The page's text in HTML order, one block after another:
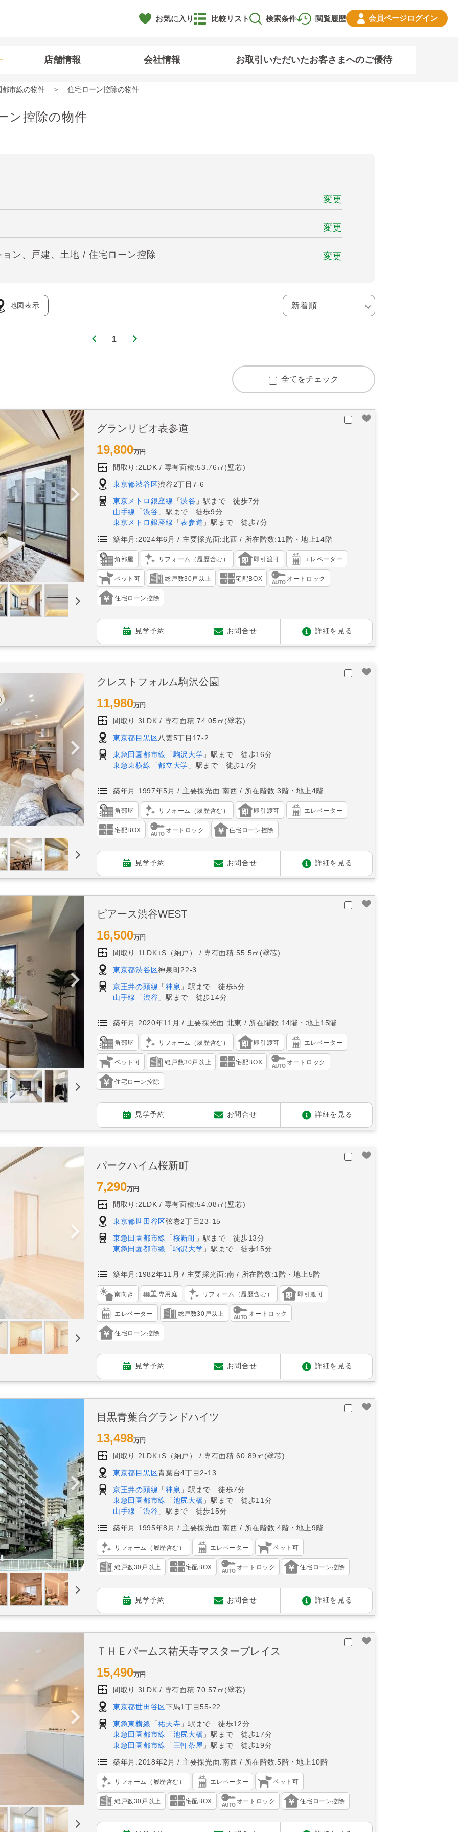
お気に入り 閲覧履歴
比較リスト 検索条件 会員ページログイン
店舗情報 会社情報 お取引いただいたお客さまへのご優待
都市線の物件 住宅ローン控除の物件
ン控除の物件
変更
変更
ン、戸建、土地 / 住宅ローン控除 変更
地図表示
1
全てをチェック
グランリビオ表参道
19,800万円
間取り:2LDK 専有面積:53.76㎡(壁芯)
東京都渋谷区渋谷2丁目7-6
東京メトロ銀座線 「渋谷 」駅まで 徒歩7分
山手線
「 渋谷 」駅まで 徒歩9分
東京メトロ銀座線
「表参道 」駅まで 徒歩7分
築年月:2024年6月 主要採光面:北西 所在階数:11階・地上14階
角部屋 リフォーム（履歴含む） 即引渡可 エレベーター
ペット可 総戸数30戸以上 宅配BOX オートロック
住宅ローン控除
見学予約 お問合せ 詳細を見る
クレストフォルム駒沢公園
11,980万円
間取り:3LDK 専有面積:74.05㎡(壁芯)
東京都目黒区八雲5丁目17-2
東急田園都市線 「 駒沢大学 」駅まで 徒歩16分
東急東横線 「都立大学 」駅まで 徒歩17分
築年月:1997年5月 主要採光面:南西 所在階数:3階・地上4階
角部屋 リフォーム（履歴含む） 即引渡可 エレベーター
宅配BOX オートロック 住宅ローン控除
見学予約 お問合せ 詳細を見る
ピアース渋谷WEST
16,500万円
間取り:1LDK+S（納戸） 専有面積:55.5㎡(壁芯)
東京都渋谷区神泉町22-3
京王井の頭線 「 神泉 」駅まで 徒歩5分
山手線
「 渋谷 」駅まで 徒歩14分
築年月:2020年11月 主要採光面:北東 所在階数:14階・地上15階
角部屋 リフォーム（履歴含む） 即引渡可 エレベーター
ペット可 総戸数30戸以上 宅配BOX オートロック
住宅ローン控除
見学予約 お問合せ 詳細を見る
パークハイム桜新町
7,290万円
間取り:2LDK 専有面積:54.08㎡(壁芯)
東京都世田谷区弦巻2丁目23-15
東急田園都市線 「 桜新町 」駅まで 徒歩13分
東急田園都市線
「 駒沢大学 」駅まで 徒歩15分
築年月:1982年11月 主要採光面:南 所在階数:1階・地上5階
南向き 専用庭 リフォーム（履歴含む） 即引渡可
エレベーター 総戸数30戸以上 オートロック
住宅ローン控除
見学予約 お問合せ 詳細を見る
目黒青葉台グランドハイツ
13,498万円
間取り:2LDK+S（納戸） 専有面積:60.89㎡(壁芯)
東京都目黒区青葉台4丁目2-13
京王井の頭線 「 神泉 」駅まで 徒歩7分
東急田園都市線
「 池尻大橋 」駅まで 徒歩11分
山手線
「 渋谷 」駅まで 徒歩15分
築年月:1995年8月 主要採光面:南西 所在階数:4階・地上9階
リフォーム（履歴含む） エレベーター ペット可
総戸数30戸以上 宅配BOX オートロック 住宅ローン控除
見学予約 お問合せ 詳細を見る
ＴＨＥパームス祐天寺マスタープレイス
15,490万円
間取り:3LDK 専有面積:70.57㎡(壁芯)
東京都世田谷区下馬1丁目55-22
東急東横線 「祐天寺 」駅まで 徒歩12分
東急田園都市線
「 池尻大橋 」駅まで 徒歩17分
東急田園都市線
「 三軒茶屋 」駅まで 徒歩19分
築年月:2018年2月 主要採光面:南西 所在階数:5階・地上10階
リフォーム（履歴含む） エレベーター ペット可
総戸数30戸以上 宅配BOX オートロック 住宅ローン控除